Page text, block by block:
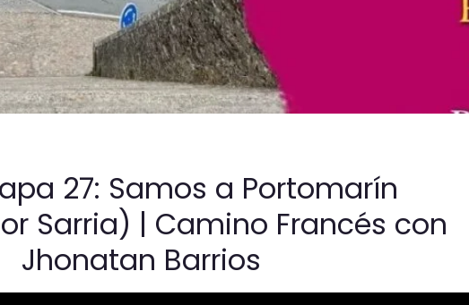
27: Samos a Portomarín
Sarria) | Camino Francés con
Jhonatan Barrios